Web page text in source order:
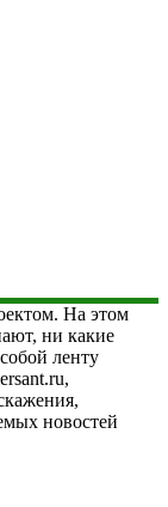
На этом
ни какие
ленту
новостей